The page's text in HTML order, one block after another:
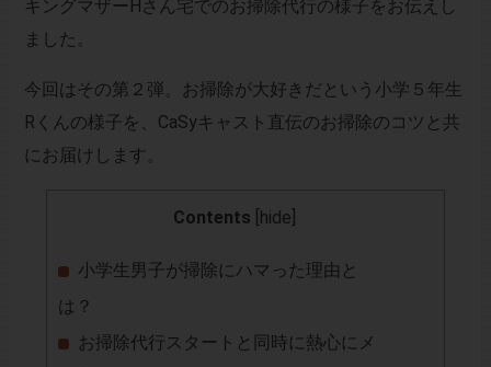
キングマザーHさん宅でのお掃除代行の様子をお伝えし
ました。
今回はその第２弾。お掃除が大好きだという小学５年生
Rくんの様子を、CaSyキャスト直伝のお掃除のコツと共
にお届けします。
Contents hide
小学生男子が掃除にハマった理由と
は？
お掃除代行スタートと同時に熱心にメ